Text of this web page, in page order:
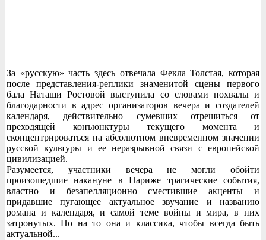
За «русскую» часть здесь отвечала Фекла Толстая, которая
после представления-реплики знаменитой сцены первого
бала Наташи Ростовой выступила со словами похвалы и
благодарности в адрес организаторов вечера и создателей
календаря, действительно сумевших отрешиться от
преходящей конъюнктуры текущего момента и
сконцентрироваться на абсолютном вневременном значении
русской культуры и ее неразрывной связи с европейской
цивилизацией.
Разумеется, участники вечера не могли обойти
произошедшие накануне в Париже трагические события,
властно и безапелляционно сместившие акценты и
придавшие пугающее актуальное звучание и названию
романа и календаря, и самой теме войны и мира, в них
затронутых. Но на то она и классика, чтобы всегда быть
актуальной...